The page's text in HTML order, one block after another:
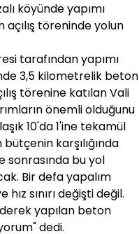
köyünde yapımı
töreninde yolun
tarafından yapımı
3,5 kilometrelik beton
törenine katılan Vali
önemli olduğunu
10'da 1'ine tekamül
karşılığında
sonrasında bu yol
Bir defa yapalım
sınırı değişti değil.
yapılan beton
dedi.